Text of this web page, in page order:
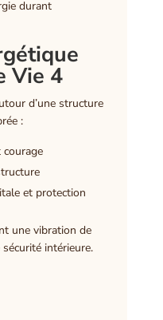
durant
Vie 4
d’une structure
:
courage
et protection
une vibration de
intérieure.
noire